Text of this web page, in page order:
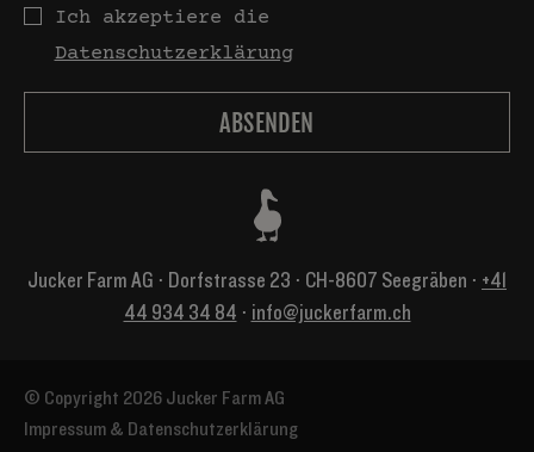
Datenschutz
Ich akzeptiere die
Datenschutzerklärung
Jucker Farm AG ⋅ Dorfstrasse 23 ⋅ CH-8607 Seegräben ⋅ +41
44 934 34 84 ⋅ info@juckerfarm.ch
© Copyright 2026 Jucker Farm AG
Impressum & Datenschutzerklärung